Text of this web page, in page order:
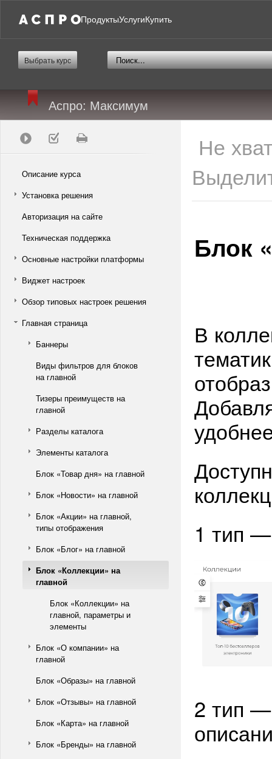
ПродуктыУслугиКупить
Выбрать курс
Аспро: Максимум
Описание курса
Установка решения
Авторизация на сайте
Техническая поддержка
Основные настройки платформы
Виджет настроек
Обзор типовых настроек решения
Главная страница
Баннеры
Виды фильтров для блоков
на главной
Тизеры преимуществ на
главной
Разделы каталога
Элементы каталога
Блок «Товар дня» на главной
Блок «Новости» на главной
Блок «Акции» на главной,
типы отображения
Блок «Блог» на главной
Блок «Коллекции» на
главной
Блок «Коллекции» на
главной, параметры и
элементы
Блок «О компании» на
главной
Блок «Образы» на главной
Блок «Отзывы» на главной
Блок «Карта» на главной
Блок «Бренды» на главной
Не
Блок
В
1 тип
2 тип —